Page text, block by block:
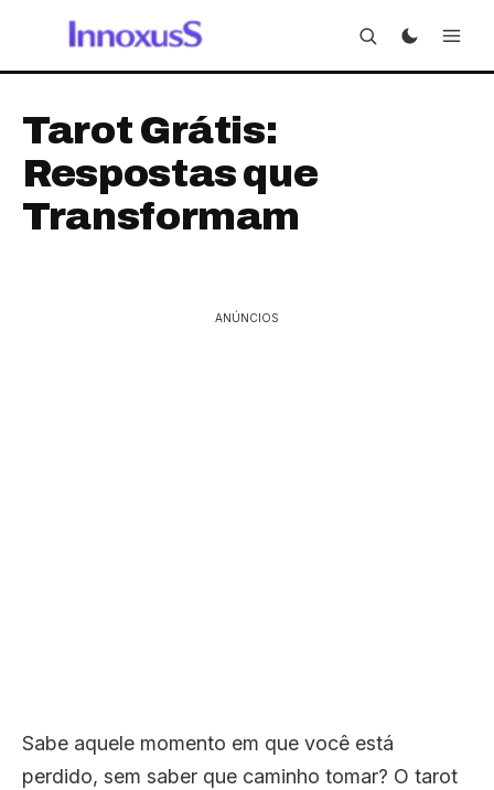
Tarot Grátis:
Respostas que
Transformam
ANÚNCIOS
Sabe aquele momento em que você está
perdido, sem saber que caminho tomar? O tarot